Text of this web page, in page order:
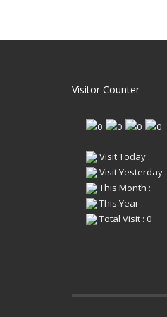
Visitor Counter
Visit Today :
Visit Yesterday :
This Month :
This Year :
Total Visit : 0